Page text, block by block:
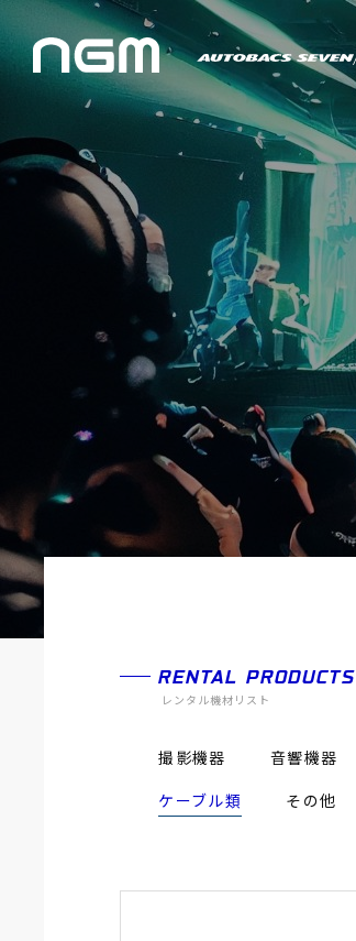
RENTAL PRODUCTS
レンタル機材リスト
撮影機器 音響機器
ケーブル類
その他